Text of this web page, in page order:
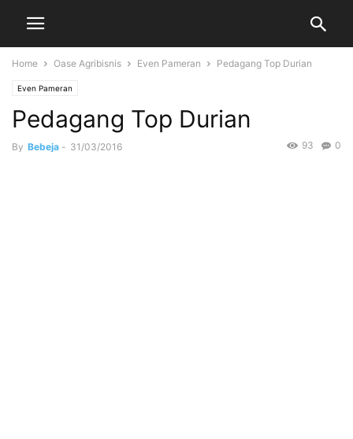
Home Oase Agribisnis Even Pameran Pedagang Top Durian
Even Pameran
Pedagang Top Durian
By Bebeja - 31/03/2016 0
93